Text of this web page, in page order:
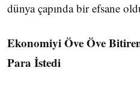
dünya çapında bir efsane
Ekonomiyi Öve Öve
Para İstedi